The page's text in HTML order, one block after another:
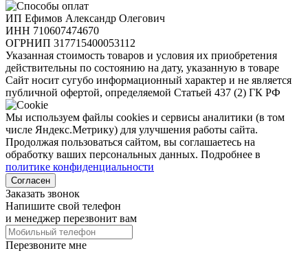
ИП Ефимов Александр Олегович
ИНН 710607474670
ОГРНИП 317715400053112
Указанная стоимость товаров и условия их приобретения
действительны по состоянию на дату, указанную в товаре
Сайт носит сугубо информационный характер и не является
публичной офертой, определяемой Статьей 437 (2) ГК РФ
Мы используем файлы cookies и сервисы аналитики (в том
числе Яндекс.Метрику) для улучшения работы сайта.
Продолжая пользоваться сайтом, вы соглашаетесь на
обработку ваших персональных данных. Подробнее в
политике конфиденциальности
Согласен
Заказать звонок
Напишите свой телефон
и менеджер перезвонит вам
Перезвоните мне